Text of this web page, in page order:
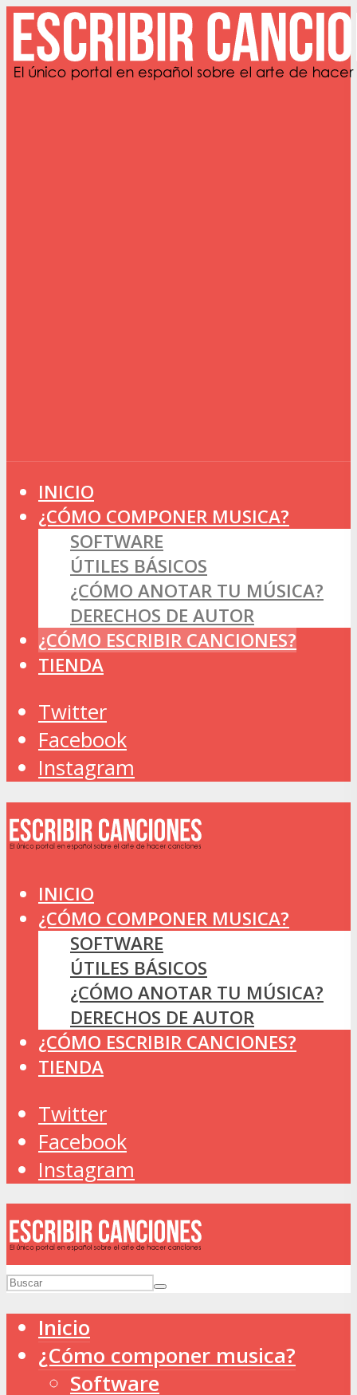
INICIO
¿CÓMO COMPONER MUSICA?
SOFTWARE
ÚTILES BÁSICOS
¿CÓMO ANOTAR TU MÚSICA?
DERECHOS DE AUTOR
¿CÓMO ESCRIBIR CANCIONES?
TIENDA
Twitter
Facebook
Instagram
INICIO
¿CÓMO COMPONER MUSICA?
SOFTWARE
ÚTILES BÁSICOS
¿CÓMO ANOTAR TU MÚSICA?
DERECHOS DE AUTOR
¿CÓMO ESCRIBIR CANCIONES?
TIENDA
Twitter
Facebook
Instagram
Inicio
¿Cómo componer musica?
Software